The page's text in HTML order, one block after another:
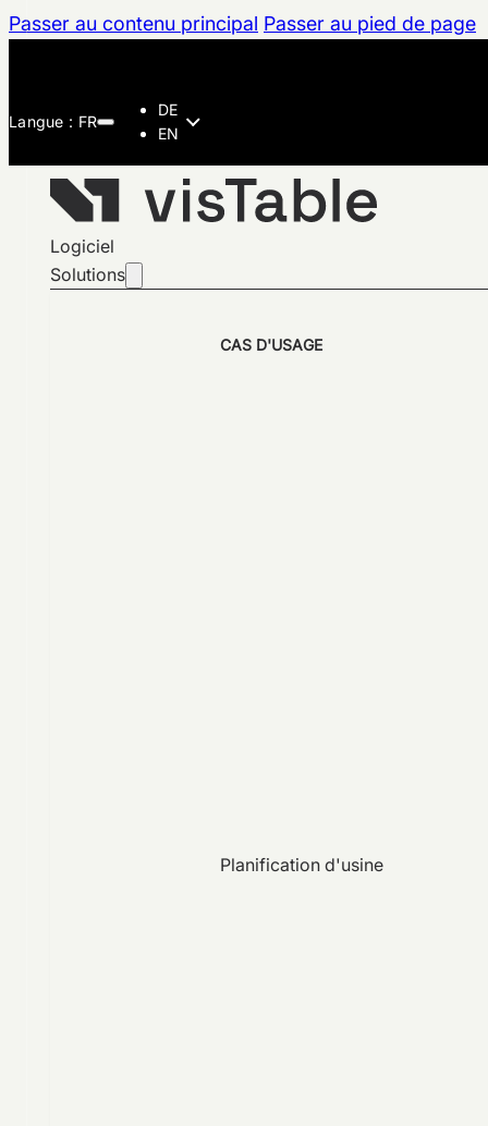
Passer au contenu principal Passer au pied de page
DE
EN
Logiciel
Solutions
CAS D'USAGE
Planification d'usine